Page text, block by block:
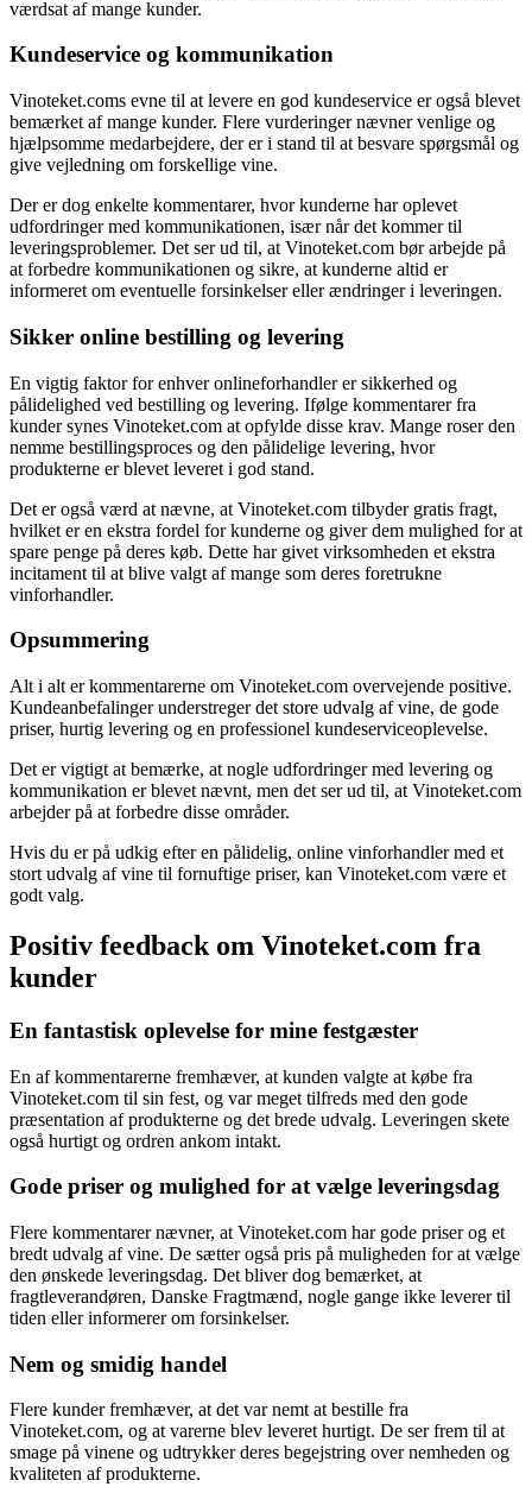
værdsat af mange kunder.
Kundeservice og kommunikation
Vinoteket.coms evne til at levere en god kundeservice er også blevet
bemærket af mange kunder. Flere vurderinger nævner venlige og
hjælpsomme medarbejdere, der er i stand til at besvare spørgsmål og
give vejledning om forskellige vine.
Der er dog enkelte kommentarer, hvor kunderne har oplevet
udfordringer med kommunikationen, især når det kommer til
leveringsproblemer. Det ser ud til, at Vinoteket.com bør arbejde på
at forbedre kommunikationen og sikre, at kunderne altid er
informeret om eventuelle forsinkelser eller ændringer i leveringen.
Sikker online bestilling og levering
En vigtig faktor for enhver onlineforhandler er sikkerhed og
pålidelighed ved bestilling og levering. Ifølge kommentarer fra
kunder synes Vinoteket.com at opfylde disse krav. Mange roser den
nemme bestillingsproces og den pålidelige levering, hvor
produkterne er blevet leveret i god stand.
Det er også værd at nævne, at Vinoteket.com tilbyder gratis fragt,
hvilket er en ekstra fordel for kunderne og giver dem mulighed for at
spare penge på deres køb. Dette har givet virksomheden et ekstra
incitament til at blive valgt af mange som deres foretrukne
vinforhandler.
Opsummering
Alt i alt er kommentarerne om Vinoteket.com overvejende positive.
Kundeanbefalinger understreger det store udvalg af vine, de gode
priser, hurtig levering og en professionel kundeserviceoplevelse.
Det er vigtigt at bemærke, at nogle udfordringer med levering og
kommunikation er blevet nævnt, men det ser ud til, at Vinoteket.com
arbejder på at forbedre disse områder.
Hvis du er på udkig efter en pålidelig, online vinforhandler med et
stort udvalg af vine til fornuftige priser, kan Vinoteket.com være et
godt valg.
Positiv feedback om Vinoteket.com fra
kunder
En fantastisk oplevelse for mine festgæster
En af kommentarerne fremhæver, at kunden valgte at købe fra
Vinoteket.com til sin fest, og var meget tilfreds med den gode
præsentation af produkterne og det brede udvalg. Leveringen skete
også hurtigt og ordren ankom intakt.
Gode priser og mulighed for at vælge leveringsdag
Flere kommentarer nævner, at Vinoteket.com har gode priser og et
bredt udvalg af vine. De sætter også pris på muligheden for at vælge
den ønskede leveringsdag. Det bliver dog bemærket, at
fragtleverandøren, Danske Fragtmænd, nogle gange ikke leverer til
tiden eller informerer om forsinkelser.
Nem og smidig handel
Flere kunder fremhæver, at det var nemt at bestille fra
Vinoteket.com, og at varerne blev leveret hurtigt. De ser frem til at
smage på vinene og udtrykker deres begejstring over nemheden og
kvaliteten af produkterne.